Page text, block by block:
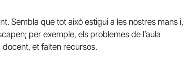
Sembla que tot això estigui a les nostres mans i,
per exemple, els problemes de l’aula
et falten recursos.